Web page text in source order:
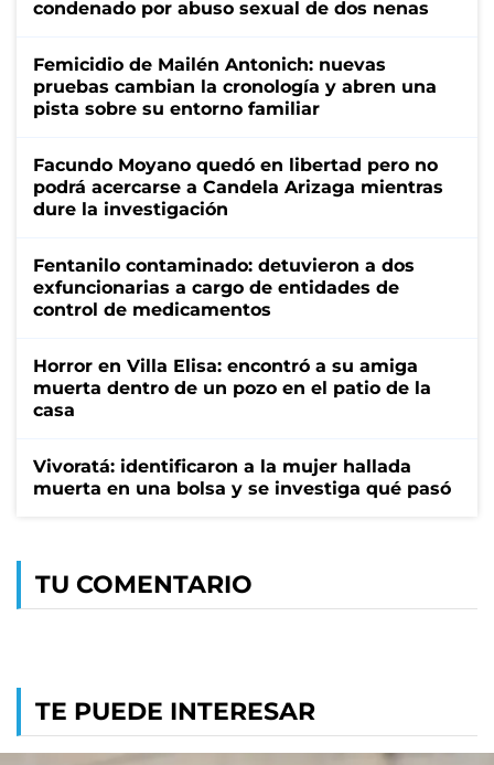
condenado por abuso sexual de dos nenas
Femicidio de Mailén Antonich: nuevas
pruebas cambian la cronología y abren una
pista sobre su entorno familiar
Facundo Moyano quedó en libertad pero no
podrá acercarse a Candela Arizaga mientras
dure la investigación
Fentanilo contaminado: detuvieron a dos
exfuncionarias a cargo de entidades de
control de medicamentos
Horror en Villa Elisa: encontró a su amiga
muerta dentro de un pozo en el patio de la
casa
Vivoratá: identificaron a la mujer hallada
muerta en una bolsa y se investiga qué pasó
TU COMENTARIO
TE PUEDE INTERESAR